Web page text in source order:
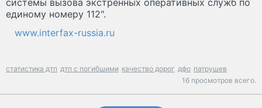
системы вызова экстренных оперативных служб по
единому номеру 112".
www.interfax-russia.ru
статистика дтп дтп с погибшими качество дорог дфо патрушев
16 просмотров всего.